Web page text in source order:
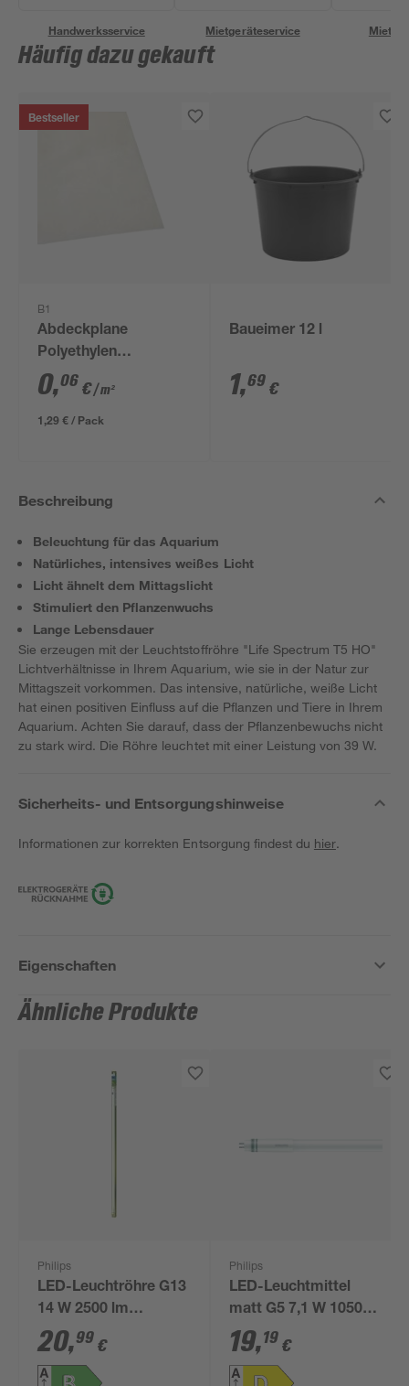
Handwerksservice Mietgeräteservice
Häufig dazu gekauft
Bestseller
B1
Abdeckplane
Polyethylen
transparent 4 x 5 m
0,06 €/ m²
1,29 € / Pack
Baueimer 12 l
1,69 €
Beschreibung
Beleuchtung für das Aquarium
Natürliches, intensives weißes Licht
Licht ähnelt dem Mittagslicht
Stimuliert den Pflanzenwuchs
Lange Lebensdauer
Sie erzeugen mit der Leuchtstoffröhre "Life Spectrum T5 HO"
Lichtverhältnisse in Ihrem Aquarium, wie sie in der Natur zur
Mittagszeit vorkommen. Das intensive, natürliche, weiße Licht
hat einen positiven Einfluss auf die Pflanzen und Tiere in Ihrem
Aquarium. Achten Sie darauf, dass der Pflanzenbewuchs nicht
zu stark wird. Die Röhre leuchtet mit einer Leistung von 39 W.
Sicherheits- und Entsorgungshinweise
Informationen zur korrekten Entsorgung findest du hier.
Eigenschaften
Ähnliche Produkte
Philips
LED-Leuchtröhre G13
14 W 2500 lm
tageslichtweiß
20,99 €
Philips
LED-Leuchtmittel
matt G5 7,1 W 1050
lm neutralweiß
19,19 €